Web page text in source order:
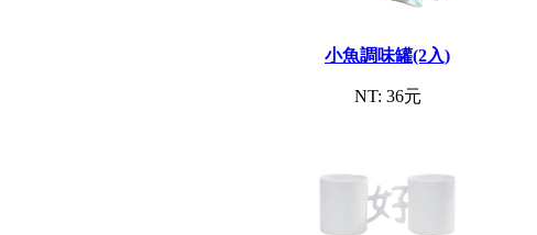
小魚調味罐(2入)
NT: 36元